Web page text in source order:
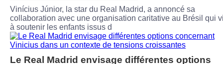
Vinícius Júnior, la star du Real Madrid, a annoncé sa
collaboration avec une organisation caritative au Brésil qui
à soutenir les enfants issus d
Le Real Madrid envisage différentes options